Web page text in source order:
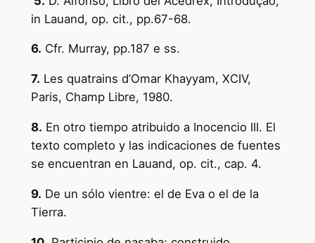
in Lauand, op. cit., pp.67-68.
6. Cfr. Murray, pp.187 e ss.
7. Les quatrains d’Omar Khayyam, XCIV,
Paris, Champ Libre, 1980.
8. En otro tiempo atribuido a Inocencio III. El
texto completo y las indicaciones de fuentes
se encuentran en Lauand, op. cit., cap. 4.
9. De un sólo vientre: el de Eva o el de la
Tierra.